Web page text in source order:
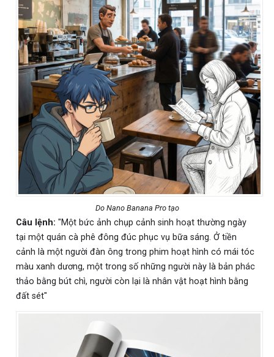
Do Nano Banana Pro tạo
Câu lệnh: "Một bức ảnh chụp cảnh sinh hoạt thường ngày
tại một quán cà phê đông đúc phục vụ bữa sáng. Ở tiền
cảnh là một người đàn ông trong phim hoạt hình có mái tóc
màu xanh dương, một trong số những người này là bản phác
thảo bằng bút chì, người còn lại là nhân vật hoạt hình bằng
đất sét"